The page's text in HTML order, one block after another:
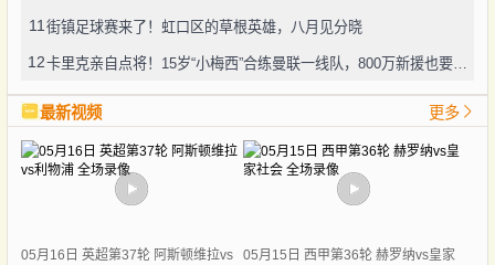
11街镇足球赛来了！虹口区的草根英雄，八月见分晓
12 卡里克亲自点将！15岁“小梅西”合练曼联一线队，800万新援也要露脸
最新视频 更多
05月16日 英超第37轮 阿斯顿维拉vs
05月15日 西甲第36轮 赫罗纳vs皇家